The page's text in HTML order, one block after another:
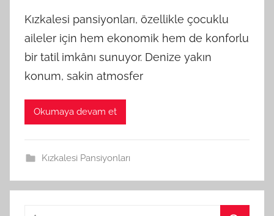
Kızkalesi pansiyonları, özellikle çocuklu
aileler için hem ekonomik hem de konforlu
bir tatil imkânı sunuyor. Denize yakın
konum, sakin atmosfer
Okumaya devam et
Kızkalesi Pansiyonları